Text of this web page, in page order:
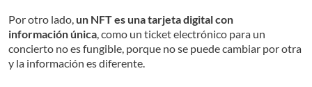
Por otro lado, un NFT es una tarjeta digital con
información única, como un ticket electrónico para un
concierto no es fungible, porque no se puede cambiar por otra
y la información es diferente.